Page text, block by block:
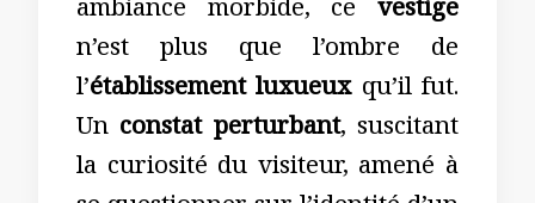
ambiance morbide, ce vestige
n’est plus que l’ombre de
l’établissement luxueuxqu’il fut.
Un constat perturbant, suscitant
la curiosité du visiteur, amené à